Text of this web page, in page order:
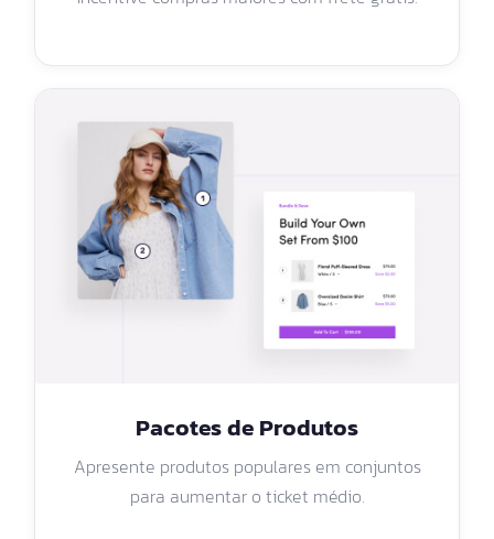
Pacotes de Produtos
Apresente produtos populares em conjuntos
para aumentar o ticket médio.